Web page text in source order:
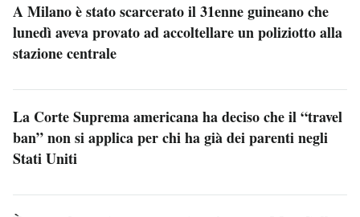
A Milano è stato scarcerato il 31enne guineano che
lunedì aveva provato ad accoltellare un poliziotto alla
stazione centrale
La Corte Suprema americana ha deciso che il “travel
ban” non si applica per chi ha già dei parenti negli
Stati Uniti